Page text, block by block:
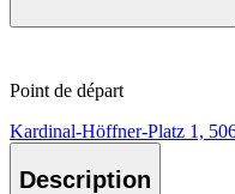
Point de départ
Kardinal-Höffner-Platz 1,
Description